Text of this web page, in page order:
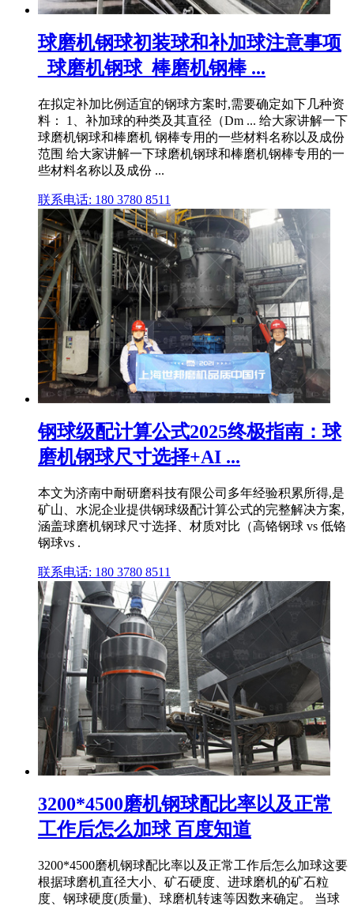
球磨机钢球初装球和补加球注意事项
_球磨机钢球_棒磨机钢棒 ...
在拟定补加比例适宜的钢球方案时,需要确定如下几种资
料： 1、补加球的种类及其直径（Dm ... 给大家讲解一下
球磨机钢球和棒磨机 钢棒专用的一些材料名称以及成份
范围 给大家讲解一下球磨机钢球和棒磨机钢棒专用的一
些材料名称以及成份 ...
联系电话: 180 3780 8511
钢球级配计算公式2025终极指南：球
磨机钢球尺寸选择+AI ...
本文为济南中耐研磨科技有限公司多年经验积累所得,是
矿山、水泥企业提供钢球级配计算公式的完整解决方案,
涵盖球磨机钢球尺寸选择、材质对比（高铬钢球 vs 低铬
钢球vs .
联系电话: 180 3780 8511
3200*4500磨机钢球配比率以及正常
工作后怎么加球 百度知道
3200*4500磨机钢球配比率以及正常工作后怎么加球这要
根据球磨机直径大小、矿石硬度、进球磨机的矿石粒
度、钢球硬度(质量)、球磨机转速等因数来确定。 当球